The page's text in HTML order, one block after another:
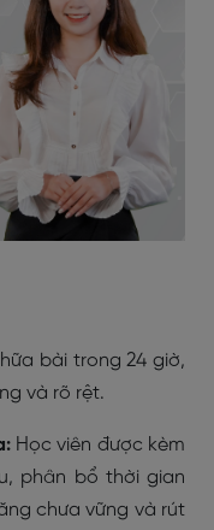
bài trong 24 giờ,
và rõ rệt.
Học viên được kèm
phân bổ thời gian
chưa vững và rút